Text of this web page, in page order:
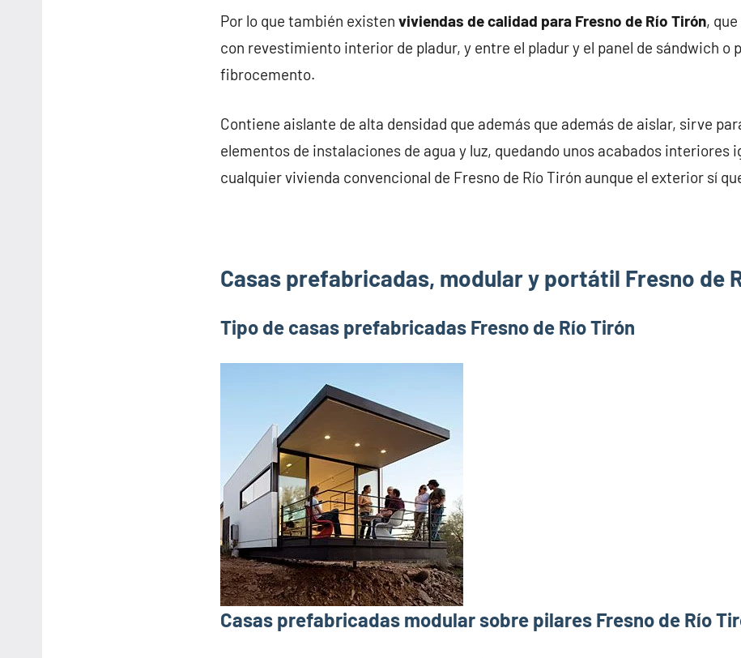
Por lo que también existen viviendas de calidad para Fresno de Río Tirón,
con revestimiento interior de pladur, y entre el pladur y el panel de sándwich o
fibrocemento.
Contiene aislante de alta densidad que además que además de aislar, sirve
elementos de instalaciones de agua y luz, quedando unos acabados interiores
cualquier vivienda convencional de Fresno de Río Tirón aunque el exterior sí
Casas prefabricadas, modular y portátil Fresno de
Tipo de casas prefabricadas Fresno de Río Tirón
Casas prefabricadas modular sobre pilares Fresno de Río